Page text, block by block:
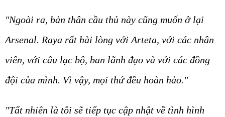
"Ngoài ra, bản thân cầu thủ này cũng muốn ở lại
Arsenal. Raya rất hài lòng với Arteta, với các nhân
viên, với câu lạc bộ, ban lãnh đạo và với các đồng
đội của mình. Vì vậy, mọi thứ đều hoàn hảo."
"Tất nhiên là tôi sẽ tiếp tục cập nhật về tình hình